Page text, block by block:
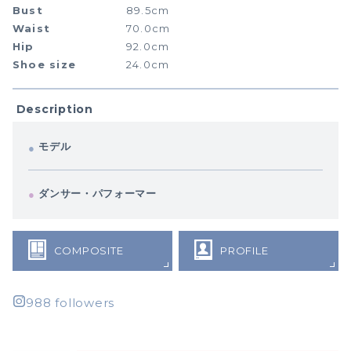
Bust
89.5cm
Waist
70.0cm
Hip
92.0cm
Shoe size
24.0cm
Description
モデル
ダンサー・パフォーマー
COMPOSITE PROFILE
988 followers